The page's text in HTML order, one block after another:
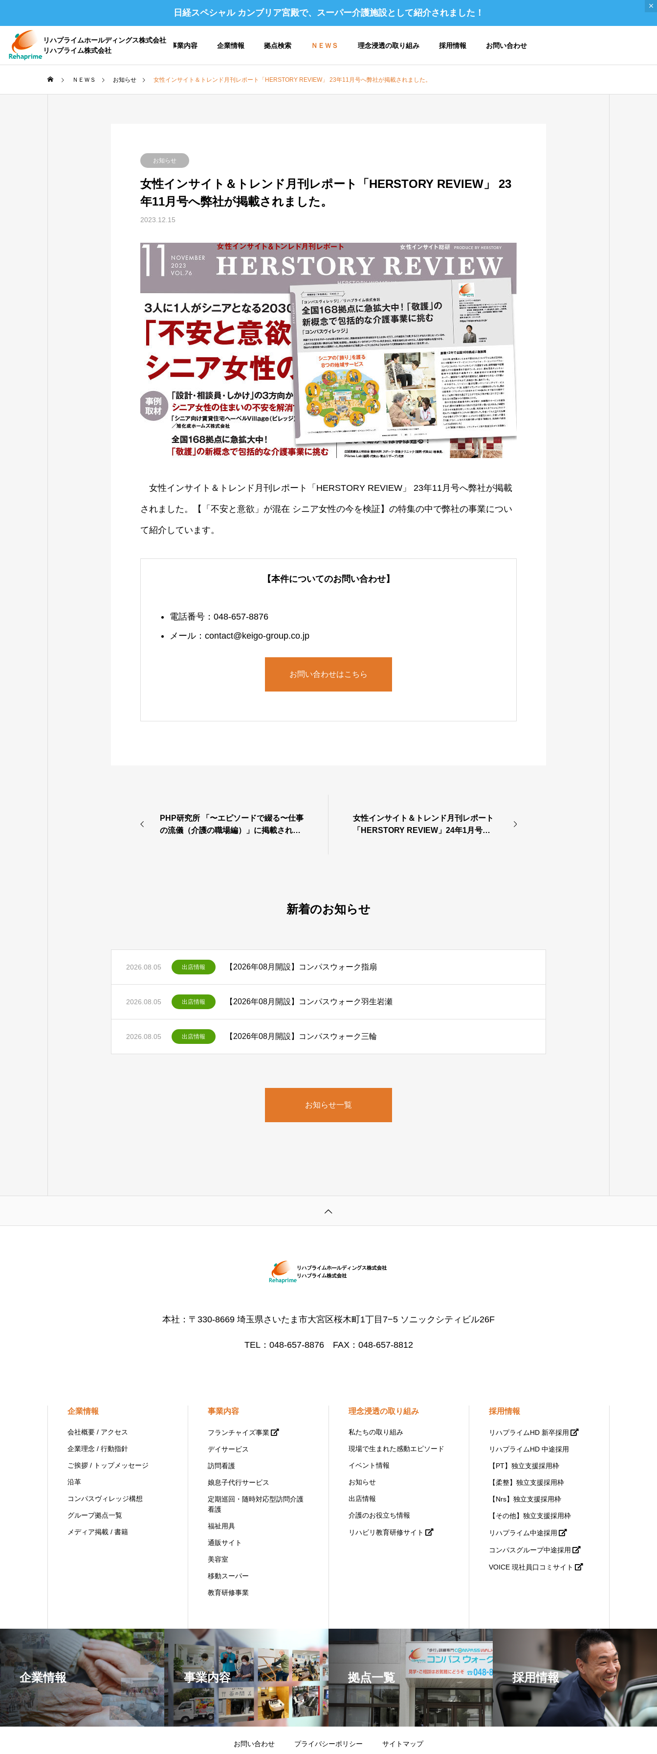
日経スペシャル カンブリア宮殿で、スーパー介護施設として紹介されました！
リハプライムホールディングス株式会社
リハプライム株式会社
ホーム 事業内容 企業情報 拠点検索 ＮＥＷＳ 理念浸透の取り組み 採用情報 お問い合わせ
沿革
ＮＥＷＳ お知らせ 女性インサイト＆トレンド月刊レポート「HERSTORY REVIEW」 23年11月号へ弊社が掲載されました。
お知らせ
女性インサイト＆トレンド月刊レポート「HERSTORY REVIEW」 23
年11月号へ弊社が掲載されました。
2023.12.15
女性インサイト＆トレンド月刊レポート「HERSTORY REVIEW」 23年11月号へ弊社が掲載
されました。【「不安と意欲」が混在 シニア女性の今を検証】の特集の中で弊社の事業につい
て紹介しています。
【本件についてのお問い合わせ】
電話番号：048-657-8876
メール：contact@keigo-group.co.jp
お問い合わせはこちら
PHP研究所 「〜エピソードで綴る〜仕事
の流儀（介護の職場編）」に掲載されま
女性インサイト＆トレンド月刊レポート
「HERSTORY REVIEW」24年1月号へ
新着のお知らせ
2026.08.05 出店情報 【2026年08月開設】コンパスウォーク指扇
2026.08.05 出店情報 【2026年08月開設】コンパスウォーク羽生岩瀬
2026.08.05 出店情報 【2026年08月開設】コンパスウォーク三輪
お知らせ一覧
本社：〒330-8669 埼玉県さいたま市大宮区桜木町1丁目7−5 ソニックシティビル26F
TEL：048-657-8876 FAX：048-657-8812
企業情報
会社概要 / アクセス
企業理念 / 行動指針
ご挨拶 / トップメッセージ
沿革
コンパスヴィレッジ構想
グループ拠点一覧
メディア掲載 / 書籍
事業内容
フランチャイズ事業
デイサービス
訪問看護
娘息子代行サービス
定期巡回・随時対応型訪問介護
看護
福祉用具
通販サイト
美容室
移動スーパー
教育研修事業
理念浸透の取り組み
私たちの取り組み
現場で生まれた感動エピソード
イベント情報
お知らせ
出店情報
介護のお役立ち情報
リハビリ教育研修サイト
採用情報
リハプライムHD 新卒採用
リハプライムHD 中途採用
【PT】独立支援採用枠
【柔整】独立支援採用枠
【Nrs】独立支援採用枠
【その他】独立支援採用枠
リハプライム中途採用
コンパスグループ中途採用
VOICE 現社員口コミサイト
企業情報 事業内容 拠点一覧 採用情報
お問い合わせ プライバシーポリシー サイトマップ